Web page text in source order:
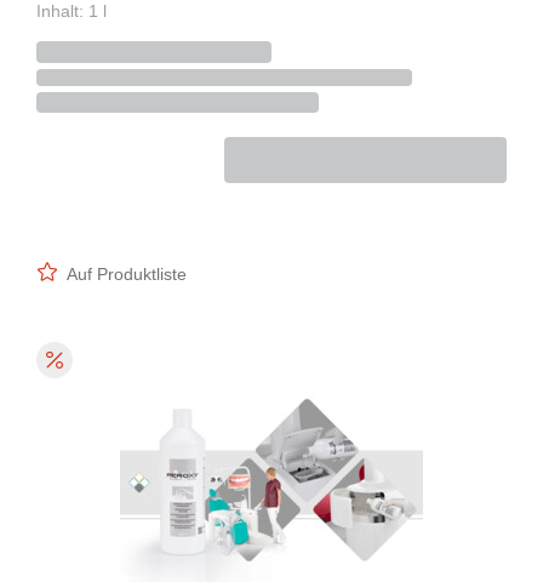
Inhalt: 1 l
Auf Produktliste